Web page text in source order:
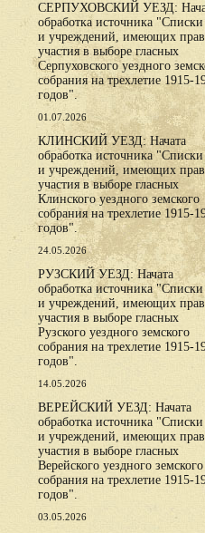
СЕРПУХОВСКИЙ УЕЗД:
обработка источника
и учреждений, имеющих
участия в выборе гласных
Серпуховского уездного
собрания на трехлетие 1915-
годов".
01.07.2026
КЛИНСКИЙ УЕЗД: Начата
обработка источника
и учреждений, имеющих
участия в выборе гласных
Клинского уездного земского
собрания на трехлетие 1915-
годов".
24.05.2026
РУЗСКИЙ УЕЗД: Начата
обработка источника
и учреждений, имеющих
участия в выборе гласных
Рузского уездного земского
собрания на трехлетие 1915-
годов".
14.05.2026
ВЕРЕЙСКИЙ УЕЗД: Начата
обработка источника
и учреждений, имеющих
участия в выборе гласных
Верейского уездного земского
собрания на трехлетие 1915-
годов".
03.05.2026